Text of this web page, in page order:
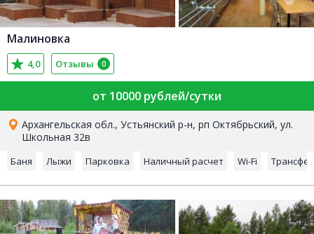
Малиновка
4,0 Отзывы 0
от 10000 рублей/сутки
Архангельская обл., Устьянский р-н, рп Октябрьский, ул.
Школьная 32в
Баня Лыжи Парковка Наличный расчет Wi-Fi Трансфер